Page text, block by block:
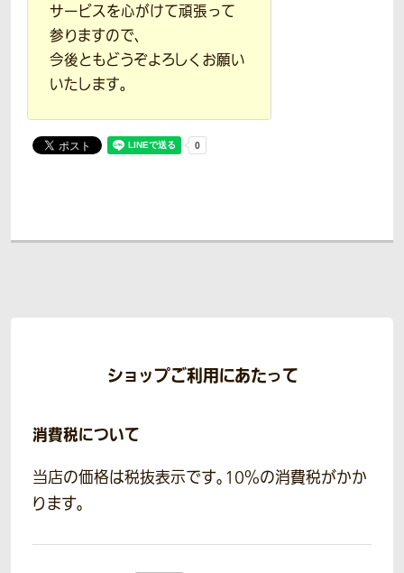
サービスを心がけて頑張って
参りますので、
今後ともどうぞよろしくお願い
いたします。
ショップご利用にあたって
消費税について
当店の価格は税抜表示です。10％の消費税がかか
ります。